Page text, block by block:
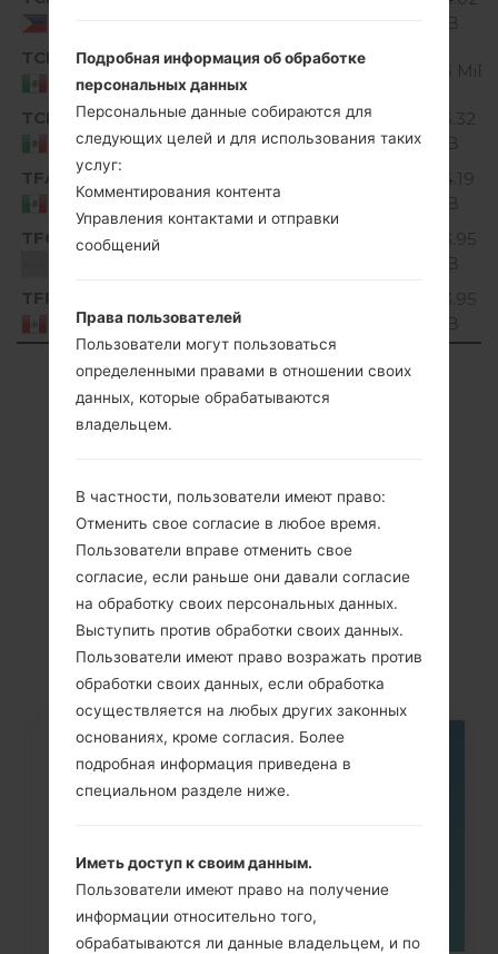
MiB
TCL
Mexico
V10A_00.kdz
Unknown 125 MiB
TCL
Mexico
V10A_01.kdz
Unknown
125.32
MiB
TFA
Mexico
124.19
MiB
TFO
123.95
MiB
TFP
Peru
123.95
MiB
Showing 1 to 50 of 75 entries
Previous
Cтатьи
LGGS290(LGGS290)
akaLG Cookie Fresh
Подробная информация об обработке
персональных данных
Персональные данные собираются для
следующих целей и для использования таких
услуг:
Комментирования контента
Управления контактами и отправки
сообщений
Права пользователей
Пользователи могут пользоваться
определенными правами в отношении своих
данных, которые обрабатываются
владельцем.
В частности, пользователи имеют право:
Отменить свое согласие в любое время.
Пользователи вправе отменить свое
согласие, если раньше они давали согласие
на обработку своих персональных данных.
Выступить против обработки своих данных.
Пользователи имеют право возражать против
обработки своих данных, если обработка
осуществляется на любых других законных
основаниях, кроме согласия. Более
подробная информация приведена в
специальном разделе ниже.
Иметь доступ к своим данным.
Пользователи имеют право на получение
информации относительно того,
обрабатываются ли данные владельцем, и по